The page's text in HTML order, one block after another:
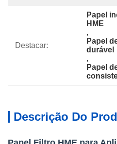
Destacar:
Papel
HME
,
Papel
durável
,
Papel
Descrição Do